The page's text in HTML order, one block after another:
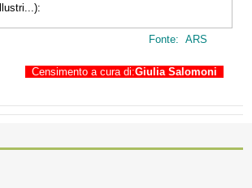
Fonte: ARS
Censimento a cura di:Giulia Salomoni